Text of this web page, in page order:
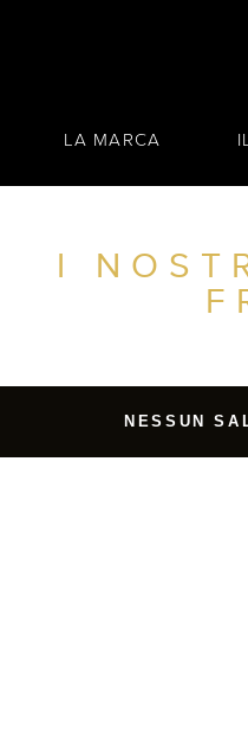
I
NESSUN
LA MARCA